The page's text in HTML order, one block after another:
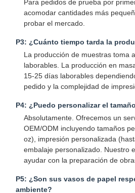
Bolsa de papel con mango
Bolsa de papel para pan
Caja de comida para llevar
Cajas de panadería
caja de papel personalizada
vaso de plástico desechable
Servilleta de papel impresa
Papel para envolver delicatessen
Embalaje de alimentos y bebidas
Para pedidos de prueba por
acomodar cantidades más
probar el mercado.
P3: ¿Cuánto tiempo tarda la
La producción de muestras toma
laborables. La producción en
15-25 días laborables
pedido y la complejidad de
P4: ¿Puedo personalizar el
Absolutamente. Ofrecemos un
OEM/ODM incluyendo tamaños
oz), impresión personalizada
embalaje personalizado. Nuestro
ayudar con la preparación de
P5: ¿Son sus vasos de papel
ambiente?